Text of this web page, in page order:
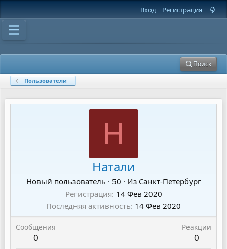
Вход Регистрация
Поиск
Пользователи
Н
Натали
Новый пользователь · 50 · Из Санкт-Петербург
Регистрация 14 Фев 2020
Последняя активность 14 Фев 2020
Сообщения
0
Реакции
0